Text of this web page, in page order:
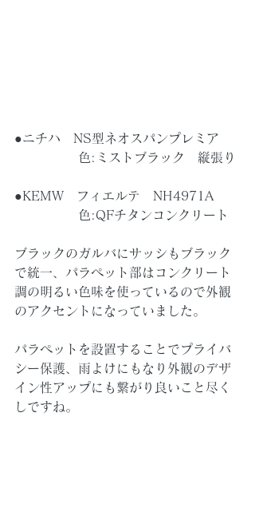
●ニチハ　NS型ネオスパンプレミア
色:ミストブラック　縦張り
●KEMW　フィエルテ　NH4971A
色:QFチタンコンクリート
ブラックのガルバにサッシもブラック
で統一、パラペット部はコンクリート
調の明るい色味を使っているので外観
のアクセントになっていました。
パラペットを設置することでプライバ
シー保護、雨よけにもなり外観のデザ
イン性アップにも繋がり良いこと尽く
しですね。